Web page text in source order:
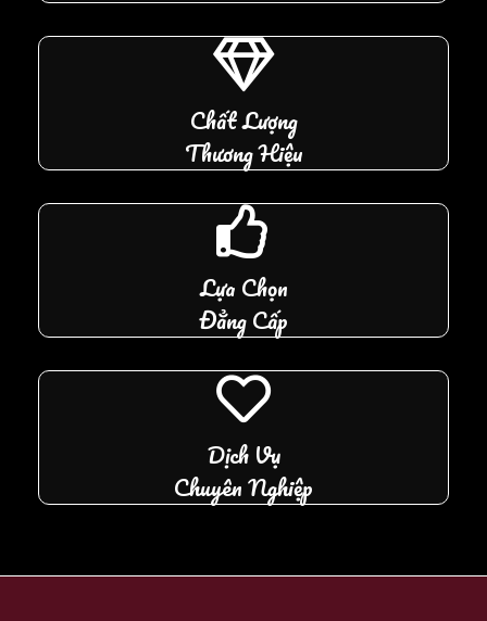
Chất Lượng
Thương Hiệu
Lựa Chọn
Đẳng Cấp
Dịch Vụ
Chuyên Nghiệp